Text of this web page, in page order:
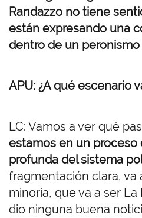
Randazzo no tiene
están expresando una
dentro de un
APU: ¿A qué escenario
LC: Vamos a ver qué
estamos en un proceso
profunda del sistema
fragmentación clara, va
minoría, que va a ser
dio ninguna buena